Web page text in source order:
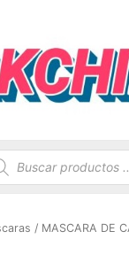
/ MASCARA DE